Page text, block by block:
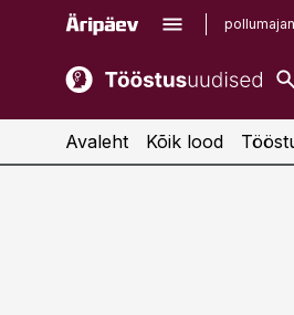
kaubandus.ee
kinnisvarauudised.ee
Avaleht Kõik lood